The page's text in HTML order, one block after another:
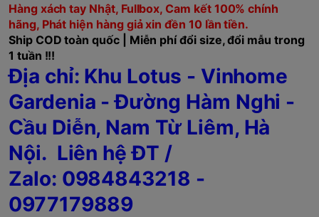
Hàng xách tay Nhật, Fullbox, Cam kết 100% chính
hãng, Phát hiện hàng giả xin đền 10 lần tiền.
Ship COD toàn quốc | Miễn phí đổi size, đổi mẫu trong
1 tuần !!!
Địa chỉ: Khu Lotus - Vinhome
Gardenia - Đường Hàm Nghi -
Cầu Diễn, Nam Từ Liêm, Hà
Nội. Liên hệ ĐT /
Zalo: 0984843218 -
0977179889